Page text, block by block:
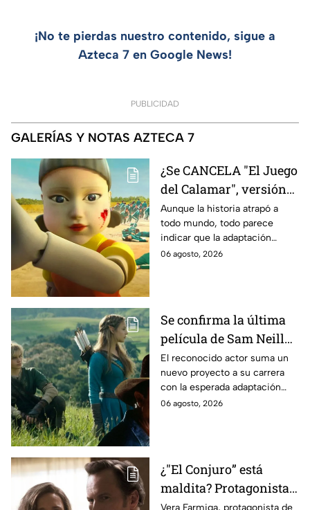
¡No te pierdas nuestro contenido, sigue a
Azteca 7 en Google News!
PUBLICIDAD
GALERÍAS Y NOTAS AZTECA 7
¿Se CANCELA "El Juego
del Calamar", versión
Estados Unidos? Esto
es lo que se sabe al
momento
Aunque la historia atrapó a
todo mundo, todo parece
indicar que la adaptación
podría ser cancelada:
06 agosto, 2026
Se confirma la última
película de Sam Neill
antes de morir: esto es
lo que se sabe hasta
ahora
El reconocido actor suma un
nuevo proyecto a su carrera
con la esperada adaptación
cinematográfica del popular
06 agosto, 2026
¿"El Conjuro” está
maldita? Protagonista
revela INQUIETANTES
Vera Farmiga, protagonista de